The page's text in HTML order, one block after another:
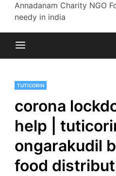
Annadanam Charity NGO
needy in india
TUTICORIN
corona
help |
ongarakudil
food